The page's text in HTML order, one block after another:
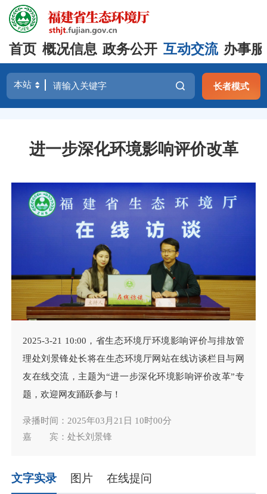
首页 概况信息 政务公开 互动交流 办事
长者模式
进一步深化环境影响评价改革
2025-3-21 10:00，省生态环境厅环境影响评价与排放管
理处刘景锋处长将在生态环境厅网站在线访谈栏目与网
友在线交流，主题为“进一步深化环境影响评价改革”专
题，欢迎网友踊跃参与！
录播时间：2025年03月21日 10时00分
嘉 宾：处长刘景锋
文字实录 图片 在线提问